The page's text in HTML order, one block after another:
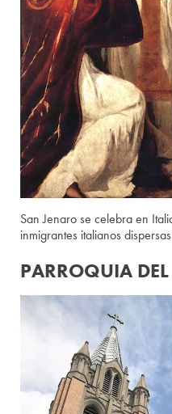
San Jenaro se celebra en
inmigrantes italianos
PARROQUIA